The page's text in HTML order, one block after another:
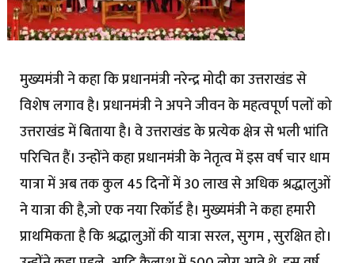
मुख्यमंत्री ने कहा कि प्रधानमंत्री नरेन्द्र मोदी का उत्तराखंड से
विशेष लगाव है। प्रधानमंत्री ने अपने जीवन के महत्वपूर्ण पलों को
उत्तराखंड में बिताया है। वे उत्तराखंड के प्रत्येक क्षेत्र से भली भांति
परिचित हैं। उन्होंने कहा प्रधानमंत्री के नेतृत्व में इस वर्ष चार धाम
यात्रा में अब तक कुल 45 दिनों में 30 लाख से अधिक श्रद्धालुओं
ने यात्रा की है,जो एक नया रिकॉर्ड है। मुख्यमंत्री ने कहा हमारी
प्राथमिकता है कि श्रद्धालुओं की यात्रा सरल, सुगम , सुरक्षित हो।